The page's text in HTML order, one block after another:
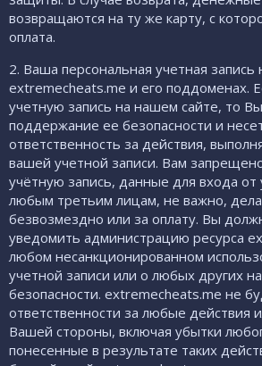
возвращаются на ту же карту, с
оплата.
2. Ваша персональная учетная запись
extremecheats.me и его поддоменах.
учетную запись на нашем сайте, то
поддержание ее безопасности и
ответственность за действия,
вашей учетной записи. Вам
учётную запись, данные для входа от
любым третьим лицам, не важно,
безвозмездно или за оплату. Вы
уведомить администрацию ресурса
любом несанкционированном
учетной записи или о любых других
безопасности. extremecheats.me не
ответственности за любые действия
Вашей стороны, включая убытки
понесенные в результате таких